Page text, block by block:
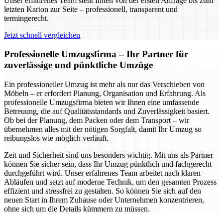
letzten Karton zur Seite – professionell, transparent und
termingerecht.
Jetzt schnell vergleichen
Professionelle Umzugsfirma – Ihr Partner für
zuverlässige und pünktliche Umzüge
Ein professioneller Umzug ist mehr als nur das Verschieben von
Möbeln – er erfordert Planung, Organisation und Erfahrung. Als
professionelle Umzugsfirma bieten wir Ihnen eine umfassende
Betreuung, die auf Qualitätsstandards und Zuverlässigkeit basiert.
Ob bei der Planung, dem Packen oder dem Transport – wir
übernehmen alles mit der nötigen Sorgfalt, damit Ihr Umzug so
reibungslos wie möglich verläuft.
Zeit und Sicherheit sind uns besonders wichtig. Mit uns als Partner
können Sie sicher sein, dass Ihr Umzug pünktlich und fachgerecht
durchgeführt wird. Unser erfahrenes Team arbeitet nach klaren
Abläufen und setzt auf moderne Technik, um den gesamten Prozess
effizient und stressfrei zu gestalten. So können Sie sich auf den
neuen Start in Ihrem Zuhause oder Unternehmen konzentrieren,
ohne sich um die Details kümmern zu müssen.